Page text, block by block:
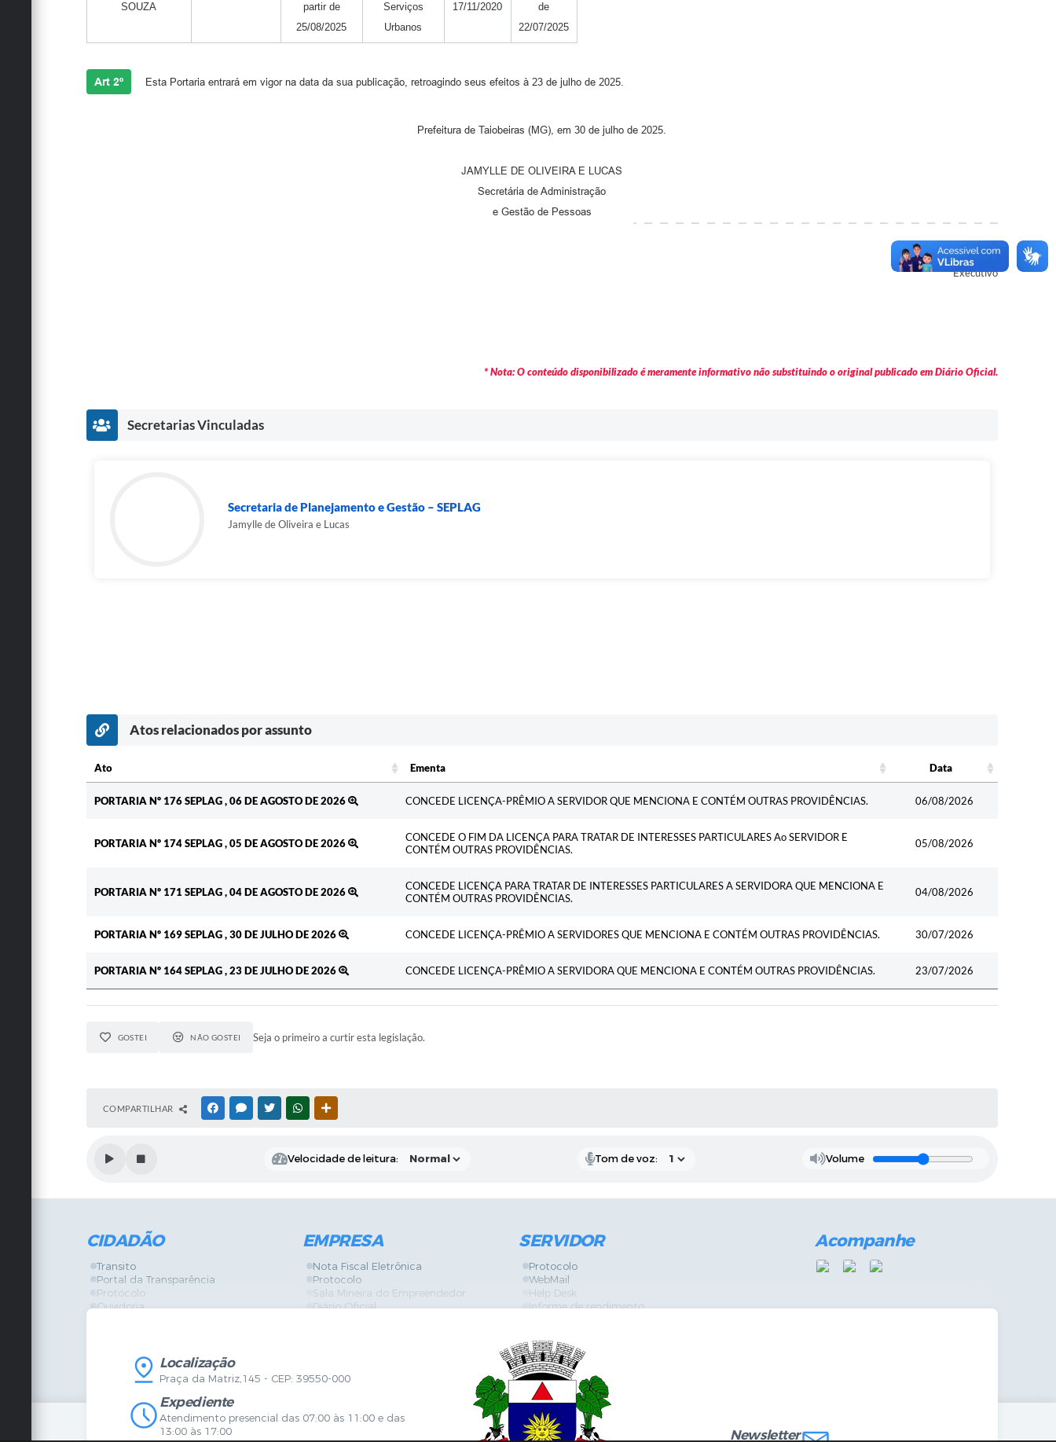
SOUZA
partir de
25/08/2025
Serviços
Urbanos
17/11/2020
de
22/07/2025
Art 2º Esta Portaria entrará em vigor na data da sua publicação, retroagindo seus efeitos à 23 de julho de 2025.
Prefeitura de Taiobeiras (MG), em 30 de julho de 2025.
JAMYLLE DE OLIVEIRA E LUCAS
Secretária de Administração
e Gestão de Pessoas
Autor
Executivo
* Nota: O conteúdo disponibilizado é meramente informativo não substituindo o original publicado em Diário Oficial.
Secretarias Vinculadas
Secretaria de Planejamento e Gestão – SEPLAG
Jamylle de Oliveira e Lucas
Atos relacionados por assunto
Ato Ementa
Data
PORTARIA Nº 176 SEPLAG , 06 DE AGOSTO DE 2026
CONCEDE LICENÇA-PRÊMIO A SERVIDOR QUE MENCIONA E CONTÉM OUTRAS PROVIDÊNCIAS. 06/08/2026
PORTARIA Nº 174 SEPLAG , 05 DE AGOSTO DE 2026
CONCEDE O FIM DA LICENÇA PARA TRATAR DE INTERESSES PARTICULARES Ao SERVIDOR E
CONTÉM OUTRAS PROVIDÊNCIAS.
05/08/2026
PORTARIA Nº 171 SEPLAG , 04 DE AGOSTO DE 2026
CONCEDE LICENÇA PARA TRATAR DE INTERESSES PARTICULARES A SERVIDORA QUE MENCIONA E
CONTÉM OUTRAS PROVIDÊNCIAS.
04/08/2026
PORTARIA Nº 169 SEPLAG , 30 DE JULHO DE 2026 CONCEDE LICENÇA-PRÊMIO A SERVIDORES QUE MENCIONA E CONTÉM OUTRAS PROVIDÊNCIAS. 30/07/2026
PORTARIA Nº 164 SEPLAG , 23 DE JULHO DE 2026 CONCEDE LICENÇA-PRÊMIO A SERVIDORA QUE MENCIONA E CONTÉM OUTRAS PROVIDÊNCIAS. 23/07/2026
GOSTEI NÃO GOSTEI Seja o primeiro a curtir esta legislação.
COMPARTILHAR FACEBOOKMESSENGER
TWITTERWHATSAPP
Velocidade de leitura: Tom de voz: Volume
CIDADÃO
Transito
Portal da Transparência
Protocolo
Ouvidoria
Legislação
Diário Oficial
Mapa do Site
Certidões
Agenda de Eventos
Concursos
EMPRESA
Nota Fiscal Eletrônica
Protocolo
Sala Mineira do Empreendedor
Diário Oficial
Serviços Online
Vigilância Sanitária
SERVIDOR
Protocolo
WebMail
Help Desk
Informe de rendimento
GPI
Diário Oficial
Fale com RH
SGDI - Sistema de Gerência de Demandas Internas
Concurso Público e Processo Seletivo
Portal da Atenção Primaria
Acompanhe
Localização
Praça da Matriz,145 - CEP: 39550-000
Expediente
Atendimento presencial das 07:00 às 11:00 e das
13:00 às 17:00
Newsletter